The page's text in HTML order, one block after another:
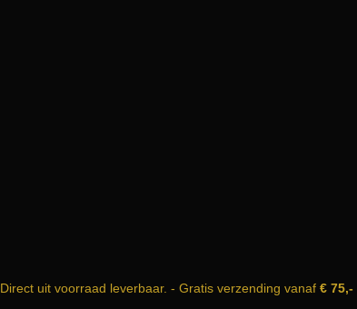
Direct uit voorraad leverbaar. - Gratis verzending vanaf€ 75,-